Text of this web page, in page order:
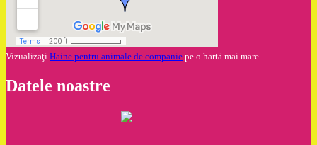
Vizualizaţi Haine pentru animale de companie pe o hartă mai mare
Datele noastre